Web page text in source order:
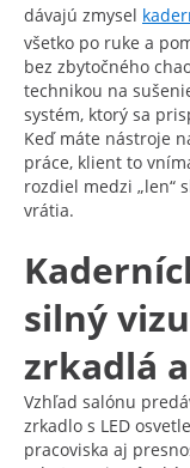
dávajú zmysel
všetko po ruke a
bez zbytočného
technikou na
systém, ktorý sa
Keď máte nástroje
práce, klient to
rozdiel medzi „len“
vrátia.
silný
zrkadlá
Vzhľad salónu
zrkadlo s LED
pracoviska aj